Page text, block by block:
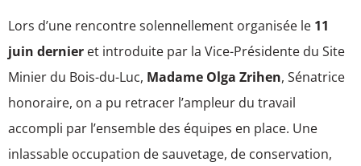
Lors d’une rencontre solennellement organisée le 11
juin dernier et introduite par la Vice-Présidente du Site
Minier du Bois-du-Luc, Madame Olga Zrihen, Sénatrice
honoraire, on a pu retracer l’ampleur du travail
accompli par l’ensemble des équipes en place. Une
inlassable occupation de sauvetage, de conservation,